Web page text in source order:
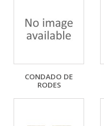
CONDADO DE
RODES